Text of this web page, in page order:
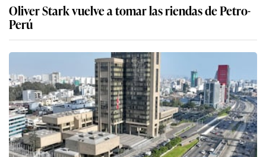
Oliver Stark vuelve a tomar las riendas de Petro-
Perú